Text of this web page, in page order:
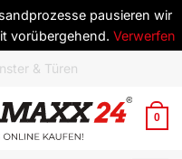
pausieren wir
vorübergehend. Verwerfen
0